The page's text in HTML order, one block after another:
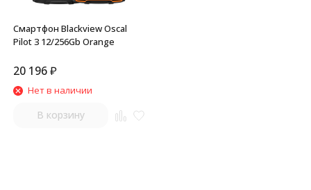
Смартфон Blackview Oscal
Pilot 3 12/256Gb Orange
20 196₽
Нет в наличии
В корзину